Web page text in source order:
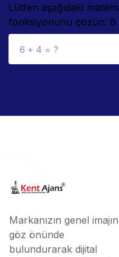
Lütfen aşağıdaki
fonksiyonunu çözün:
Markanızın genel
göz önünde
bulundurarak dijital